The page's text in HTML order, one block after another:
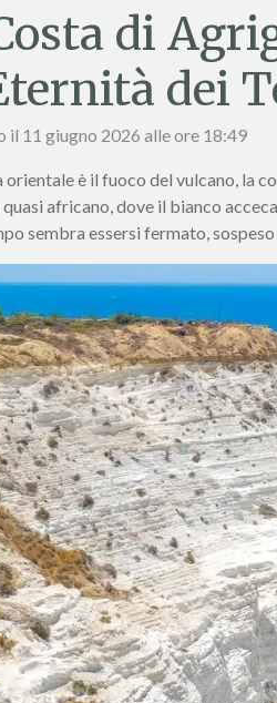
di
dei
il 11 giugno 2026 alle ore 18:49
orientale è il fuoco del vulcano, la
africano, dove il bianco
sembra essersi fermato,